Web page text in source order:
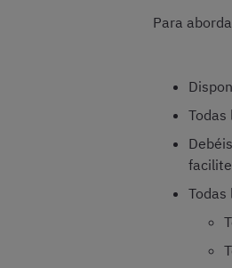
Para
Todas